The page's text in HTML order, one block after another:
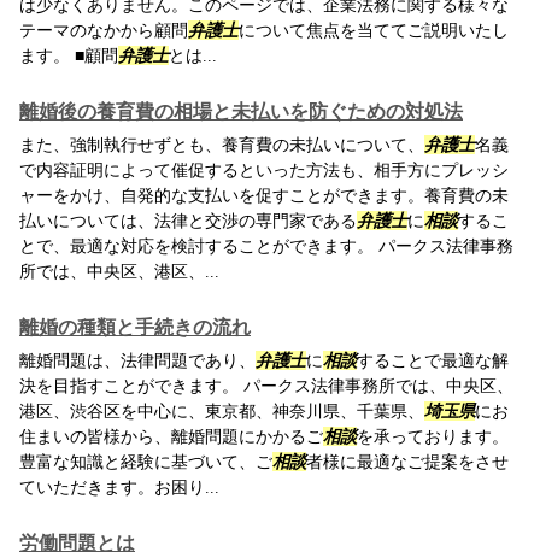
は少なくありません。このページでは、企業法務に関する様々な
テーマのなかから顧問弁護士について焦点を当ててご説明いたし
ます。 ■顧問弁護士とは...
離婚後の養育費の相場と未払いを防ぐための対処法
また、強制執行せずとも、養育費の未払いについて、 弁護士名義
で内容証明によって催促するといった方法も、相手方にプレッシ
ャーをかけ、自発的な支払いを促すことができます。養育費の未
払いについては、法律と交渉の専門家である弁護士に相談するこ
とで、最適な対応を検討することができます。 パークス法律事務
所では、中央区、港区、...
離婚の種類と手続きの流れ
離婚問題は、法律問題であり、 弁護士に相談することで最適な解
決を目指すことができます。 パークス法律事務所では、中央区、
港区、渋谷区を中心に、東京都、神奈川県、千葉県、 埼玉県にお
住まいの皆様から、離婚問題にかかるご相談を承っております。
豊富な知識と経験に基づいて、ご相談者様に最適なご提案をさせ
ていただきます。お困り...
労働問題とは